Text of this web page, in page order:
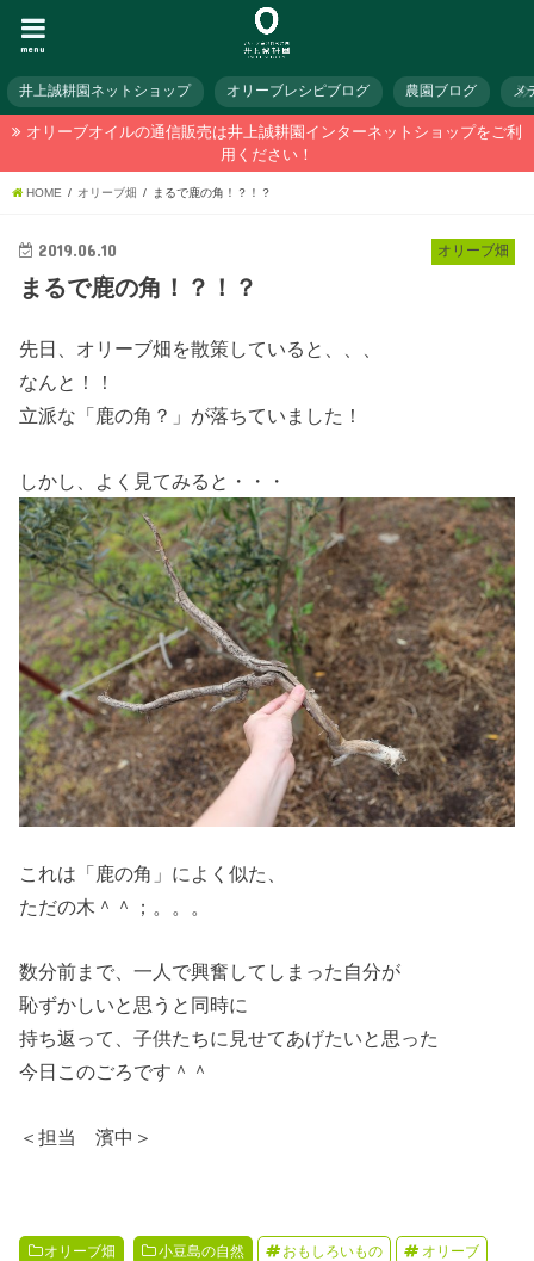
menu
井上誠耕園ネットショップ オリーブレシピブログ 農園ブログ メ
オリーブオイルの通信販売は井上誠耕園インターネットショップをご利
用ください！
HOME オリーブ畑 まるで鹿の角！？！？
オリーブ畑
2019.06.10
まるで鹿の角！？！？
先日、オリーブ畑を散策していると、、、
なんと！！
立派な「鹿の角？」が落ちていました！
しかし、よく見てみると・・・
これは「鹿の角」によく似た、
ただの木＾＾；。。。
数分前まで、一人で興奮してしまった自分が
恥ずかしいと思うと同時に
持ち返って、子供たちに見せてあげたいと思った
今日このごろです＾＾
＜担当 濱中＞
オリーブ畑 小豆島の自然 おもしろいもの オリーブ